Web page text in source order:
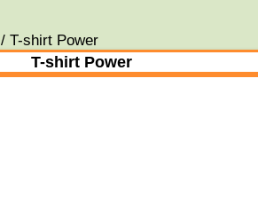
/ T-shirt Power
T-shirt Power